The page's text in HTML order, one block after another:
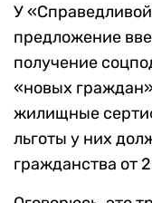
У
предложение
получение
«новых
жилищные
льготы у них
гражданства от